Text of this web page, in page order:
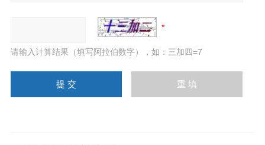
请输入计算结果（填写阿拉伯数字），如：三加四=7